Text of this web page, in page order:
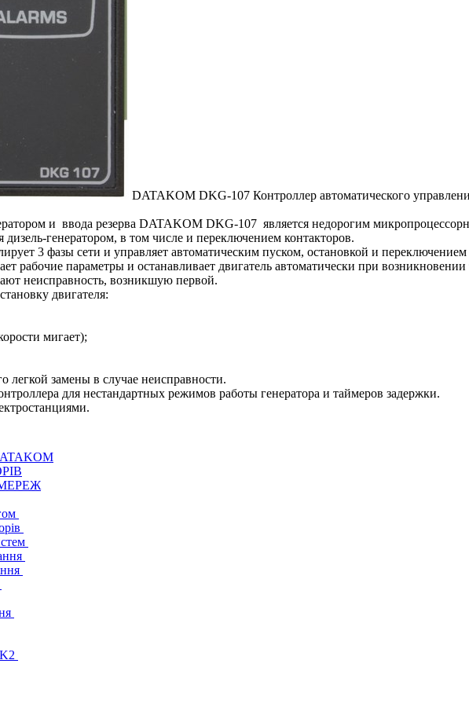
DATAKOM DKG-107 Контроллер автоматического
и ввода резерва DATAKOM DKG-107 является недорогим
генератором, в том числе и переключением контакторов.
3 фазы сети и управляет автоматическим пуском, остановкой и переключением
рабочие параметры и останавливает двигатель автоматически при
неисправность, возникшую первой.
двигателя:
мигает);
легкой замены в случае неисправности.
для нестандартных режимов работы генератора и таймеров задержки.